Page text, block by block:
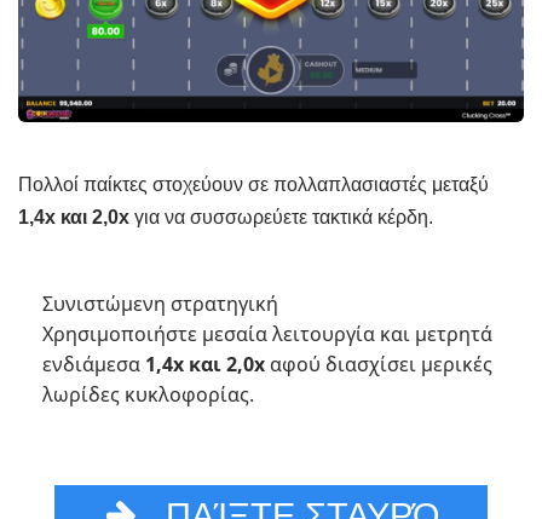
Πολλοί παίκτες στοχεύουν σε πολλαπλασιαστές μεταξύ
1,4x και 2,0x για να συσσωρεύετε τακτικά κέρδη.
Συνιστώμενη στρατηγική
Χρησιμοποιήστε μεσαία λειτουργία και μετρητά
ενδιάμεσα 1,4x και 2,0xαφού διασχίσει μερικές
λωρίδες κυκλοφορίας.